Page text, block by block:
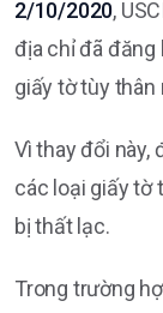
2/10/2020,
địa chỉ đã đăng
giấy tờ tùy thân
Vì thay đổi này,
các loại giấy tờ
bị thất lạc.
Trong trường